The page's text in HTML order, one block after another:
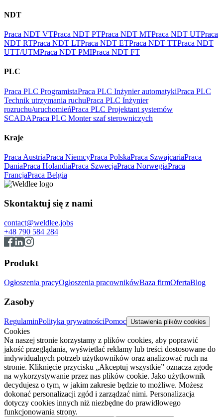
NDT
Praca NDT VTPraca NDT PTPraca NDT MTPraca NDT UTPraca
NDT RTPraca NDT LTPraca NDT ETPraca NDT TTPraca NDT
UTT/UTMPraca NDT PMIPraca NDT FT
PLC
Praca PLC ProgramistaPraca PLC Inżynier automatykiPraca PLC
Technik utrzymania ruchuPraca PLC Inżynier
rozruchu/uruchomieńPraca PLC Projektant systemów
SCADAPraca PLC Monter szaf sterowniczych
Kraje
Praca AustriaPraca NiemcyPraca PolskaPraca SzwajcariaPraca
DaniaPraca HolandiaPraca SzwecjaPraca NorwegiaPraca
FrancjaPraca Belgia
Skontaktuj się z nami
contact@weldlee.jobs
+48 790 584 284
Produkt
Ogłoszenia pracyOgłoszenia pracownikówBaza firmOfertaBlog
Zasoby
RegulaminPolityka prywatnościPomoc Ustawienia plików cookies
Cookies
Na naszej stronie korzystamy z plików cookies, aby poprawić
jakość przeglądania, wyświetlać reklamy lub treści dostosowane do
indywidualnych potrzeb użytkowników oraz analizować ruch na
stronie. Kliknięcie przycisku „Akceptuj wszystkie” oznacza zgodę
na wykorzystywanie przez nas plików cookie. Jako użytkownik
decydujesz o tym, w jakim zakresie będzie to możliwe. Możesz
dokonać personalizacji zgód i zarządzać nimi. Personalizacja
dotyczy cookies innych niż niezbędne do prawidłowego
funkcjonowania strony.